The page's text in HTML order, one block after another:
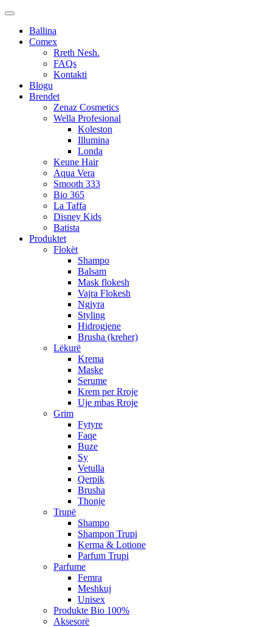
Ballina
Comex
Rreth Nesh.
FAQs
Kontakti
Blogu
Brendet
Zenaz Cosmetics
Wella Profesional
Koleston
Illumina
Londa
Keune Hair
Aqua Vera
Smooth 333
Bio 365
La Taffa
Disney Kids
Batista
Produktet
Flokët
Shampo
Balsam
Mask flokesh
Vajra Flokesh
Ngjyra
Styling
Hidrogjene
Brusha (kreher)
Lëkurë
Krema
Maske
Serume
Krem per Rroje
Uje mbas Rroje
Grim
Fytyre
Faqe
Buze
Sy
Vetulla
Qerpik
Brusha
Thonje
Trupë
Shampo
Shampon Trupi
Kerma & Lotione
Parfum Trupi
Parfume
Femra
Meshkuj
Unisex
Produkte Bio 100%
Aksesorë